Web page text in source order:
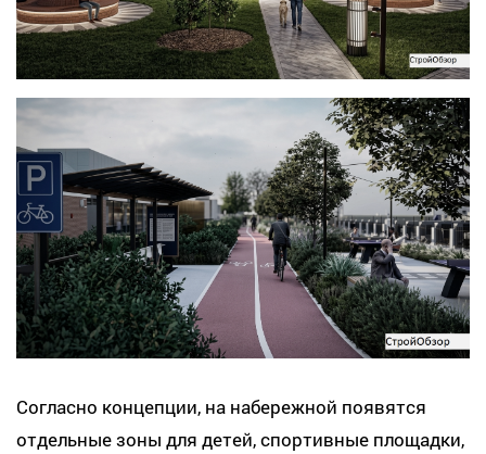
Согласно концепции, на набережной появятся
отдельные зоны для детей, спортивные площадки,